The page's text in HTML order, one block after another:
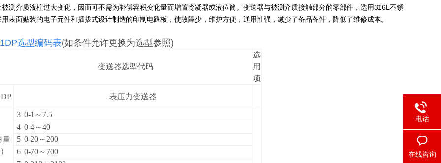
被测介质液柱过大变化，因而可不需为补偿容积变化量而增置冷凝器或液位筒。变送器与被测介质接触部分的零部件，选用316L不锈
表面贴装的电子元件和插拔式设计制造的印制电路板，使故障少，维护方便，通用性强，减少了备品备件，降低了维修成本。
选型编码表(如条件允许更换为选型参照)
变送器选型代码
选
用
项
表压力变送器
量
3 0-1 ～7.5
4 0-4～40
5 0-20～200
6 0-70～700
电话
在线咨询